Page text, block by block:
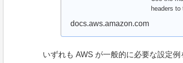
headers to
docs.aws.amazon.com
いずれも AWS が一般的に必要な設定